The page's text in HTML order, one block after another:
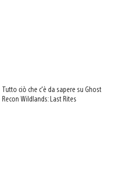
Tutto ciò che c’è da sapere su Ghost
Recon Wildlands: Last Rites